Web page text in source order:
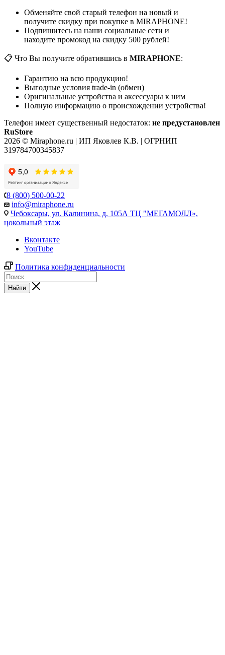
Обменяйте свой старый телефон на новый и
получите скидку при покупке в MIRAPHONE!
Подпишитесь на наши социальные сети и
находите промокод на скидку 500 рублей!
📋 Что Вы получите обратившись в MIRAPHONE:
Гарантию на всю продукцию!
Выгодные условия trade-in (обмен)
Оригинальные устройства и аксессуары к ним
Полную информацию о происхождении устройства!
Телефон имеет существенный недостаток: не предустановлен
RuStore
2026 © Miraphone.ru | ИП Яковлев К.В. | ОГРНИП
319784700345837
8 (800) 500-00-22
info@miraphone.ru
Чебоксары, ул. Калинина, д. 105А ТЦ "МЕГАМОЛЛ»,
цокольный этаж
Вконтакте
YouTube
Политика конфиденциальности
Найти